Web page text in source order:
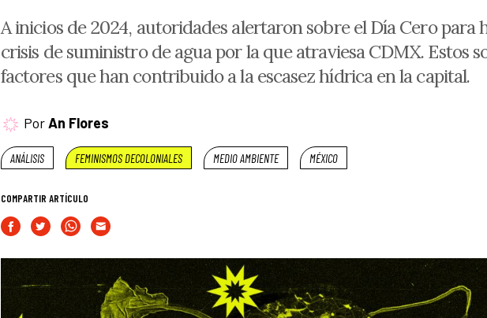
A inicios de 2024, autoridades alertaron sobre el Día Cero para
crisis de suministro de agua por la que atraviesa CDMX. Estos
factores que han contribuido a la escasez hídrica en la capital.
PorAn Flores
ANÁLISIS FEMINISMOS DECOLONIALES MEDIO AMBIENTE MÉXICO
COMPARTIR ARTÍCULO